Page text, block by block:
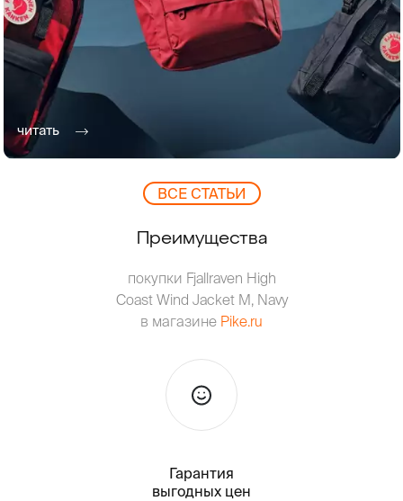
читать
ВCЕ СТАТЬИ
Преимущества
покупки Fjallraven High
Coast Wind Jacket M, Navy
в магазине Pike.ru
Гарантия
выгодных цен